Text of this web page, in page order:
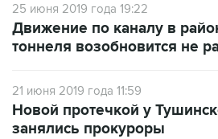
25 июня 2019 года 19:22
Движение по каналу в
тоннеля возобновится не
21 июня 2019 года 11:59
Новой протечкой у
занялись прокуроры